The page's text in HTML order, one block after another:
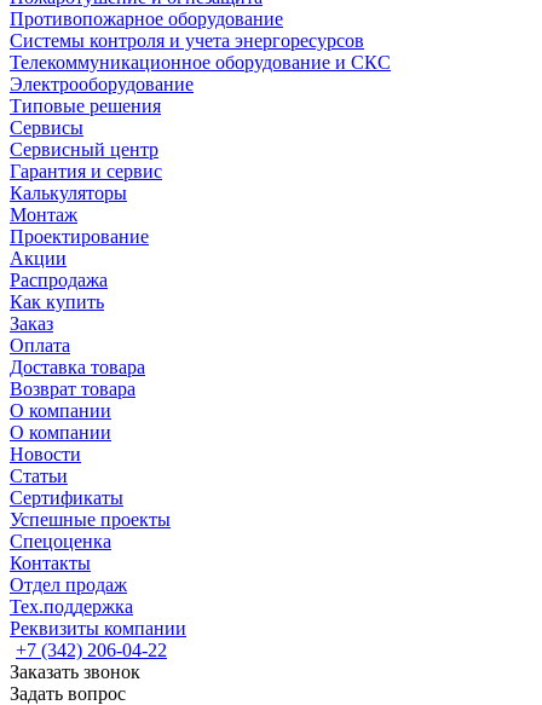
Противопожарное оборудование
Системы контроля и учета энергоресурсов
Телекоммуникационное оборудование и СКС
Электрооборудование
Типовые решения
Сервисы
Сервисный центр
Гарантия и сервис
Калькуляторы
Монтаж
Проектирование
Акции
Распродажа
Как купить
Заказ
Оплата
Доставка товара
Возврат товара
О компании
О компании
Новости
Статьи
Сертификаты
Успешные проекты
Спецоценка
Контакты
Отдел продаж
Тех.поддержка
Реквизиты компании
+7 (342) 206-04-22
Заказать звонок
Задать вопрос